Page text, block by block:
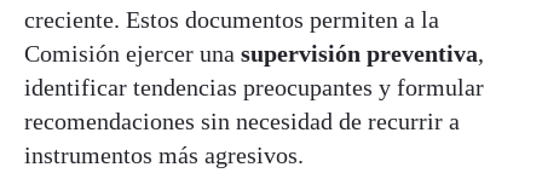
creciente. Estos documentos permiten a la
Comisión ejercer una supervisión preventiva,
identificar tendencias preocupantes y formular
recomendaciones sin necesidad de recurrir a
instrumentos más agresivos.